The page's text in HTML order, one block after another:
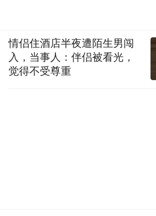
情侣住酒店半夜遭陌生男闯
入，当事人：伴侣被看光，
觉得不受尊重